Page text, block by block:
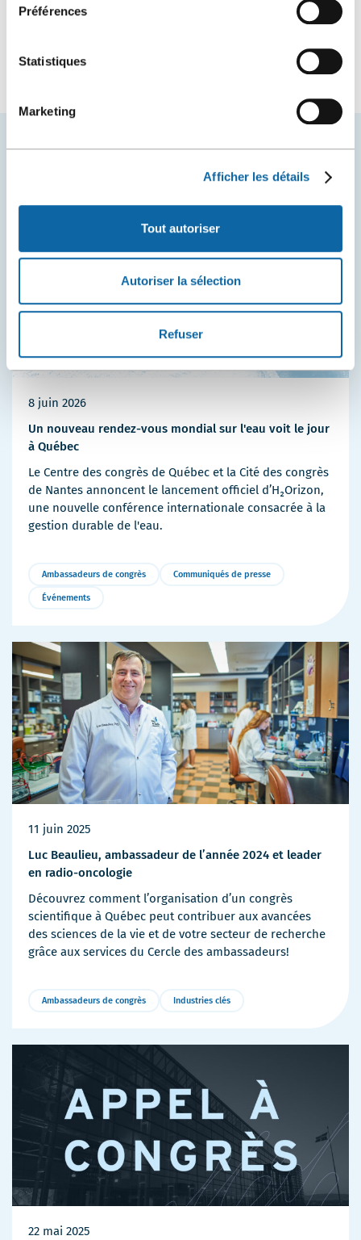
Préférences
Statistiques
Marketing
Afficher les détails
Tout autoriser
Autoriser la sélection
Refuser
8 juin 2026
Un nouveau rendez-vous mondial sur l'eau voit le jour
à Québec
Le Centre des congrès de Québec et la Cité des congrès
de Nantes annoncent le lancement officiel d’H₂Orizon,
une nouvelle conférence internationale consacrée à la
gestion durable de l'eau.
Ambassadeurs de congrès Communiqués de presse
Événements
Plus
11 juin 2025
Luc Beaulieu, ambassadeur de l’année 2024 et leader
en radio-oncologie
Découvrez comment l’organisation d’un congrès
scientifique à Québec peut contribuer aux avancées
des sciences de la vie et de votre secteur de recherche
grâce aux services du Cercle des ambassadeurs!
Ambassadeurs de congrès Industries clés
Plus
22 mai 2025